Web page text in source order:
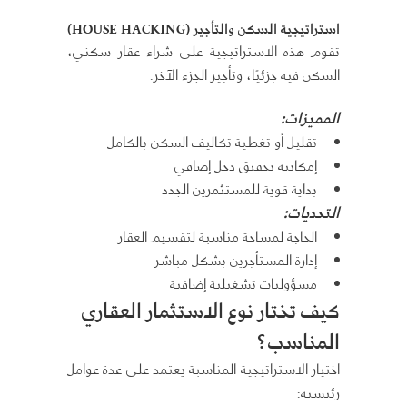
استراتيجية السكن والتأجير (HOUSE HACKING)
تقوم هذه الاستراتيجية على شراء عقار سكني،
السكن فيه جزئيًا، وتأجير الجزء الآخر.
المميزات:
تقليل أو تغطية تكاليف السكن بالكامل
إمكانية تحقيق دخل إضافي
بداية قوية للمستثمرين الجدد
التحديات:
الحاجة لمساحة مناسبة لتقسيم العقار
إدارة المستأجرين بشكل مباشر
مسؤوليات تشغيلية إضافية
كيف تختار نوع الاستثمار العقاري
المناسب؟
اختيار الاستراتيجية المناسبة يعتمد على عدة عوامل
رئيسية: